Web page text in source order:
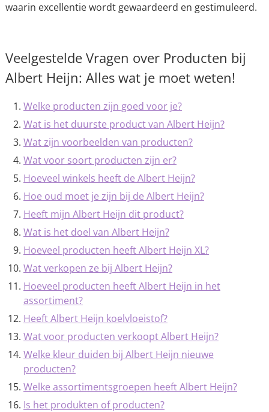
waarin excellentie wordt gewaardeerd en gestimuleerd.
Veelgestelde Vragen over Producten bij
Albert Heijn: Alles wat je moet weten!
Welke producten zijn goed voor je?
Wat is het duurste product van Albert Heijn?
Wat zijn voorbeelden van producten?
Wat voor soort producten zijn er?
Hoeveel winkels heeft de Albert Heijn?
Hoe oud moet je zijn bij de Albert Heijn?
Heeft mijn Albert Heijn dit product?
Wat is het doel van Albert Heijn?
Hoeveel producten heeft Albert Heijn XL?
Wat verkopen ze bij Albert Heijn?
Hoeveel producten heeft Albert Heijn in het
assortiment?
Heeft Albert Heijn koelvloeistof?
Wat voor producten verkoopt Albert Heijn?
Welke kleur duiden bij Albert Heijn nieuwe
producten?
Welke assortimentsgroepen heeft Albert Heijn?
Is het produkten of producten?